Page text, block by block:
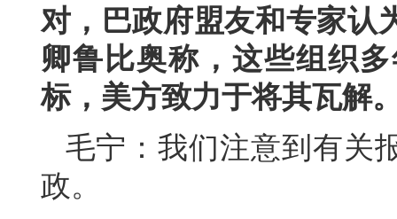
对，巴政府盟友和专家认
卿鲁比奥称，这些组织
标，美方致力于将其瓦解
毛宁：我们注意到有关
政。